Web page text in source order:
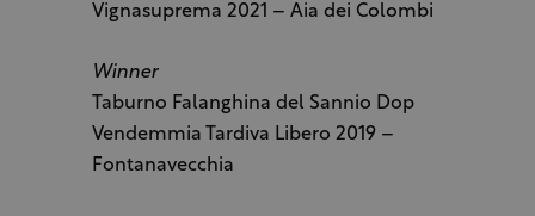
Vignasuprema 2021 – Aia dei Colombi
Winner
Taburno Falanghina del Sannio Dop
Vendemmia Tardiva Libero 2019 –
Fontanavecchia